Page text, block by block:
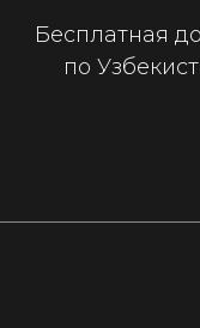
Бесплатная
по